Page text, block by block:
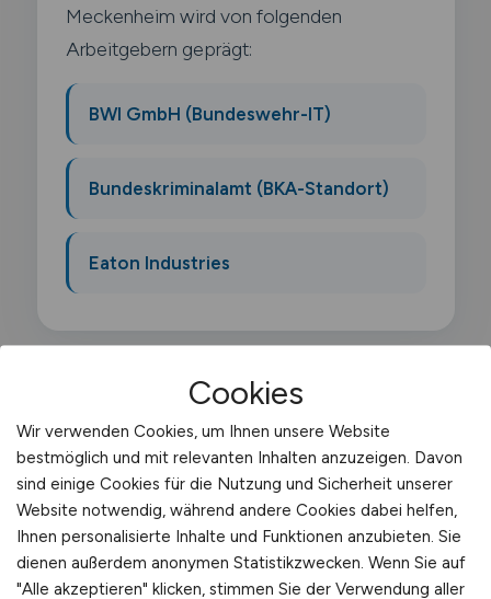
Meckenheim wird von folgenden
Arbeitgebern geprägt:
BWI GmbH (Bundeswehr-IT)
Bundeskriminalamt (BKA-Standort)
Eaton Industries
Was macht ein
Kraftfahrzeugmechatroniker?
Als Kraftfahrzeugmechatroniker wartest
und reparierst du Pkw. Motorräder oder
Nutzfahrzeuge. Du diagnostizierst Fehler
Cookies
Wir verwenden Cookies, um Ihnen unsere Website
bestmöglich und mit relevanten Inhalten anzuzeigen. Davon
sind einige Cookies für die Nutzung und Sicherheit unserer
Website notwendig, während andere Cookies dabei helfen,
Ihnen personalisierte Inhalte und Funktionen anzubieten. Sie
dienen außerdem anonymen Statistikzwecken. Wenn Sie auf
"Alle akzeptieren" klicken, stimmen Sie der Verwendung aller